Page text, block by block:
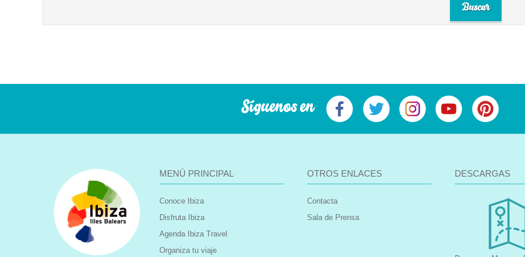
Síguenos en
MENÚ PRINCIPAL
Conoce Ibiza
Disfruta Ibiza
Agenda Ibiza Travel
Organiza tu viaje
OTROS ENLACES
Contacta
Sala de Prensa
DESCARGAS